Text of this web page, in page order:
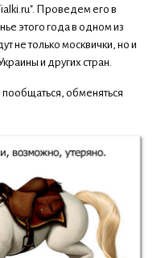
Проведем его в
этого года в одном из
не только москвички, но и
и других стран.
обменяться